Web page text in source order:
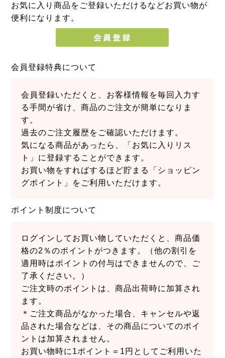
お気に入り商品をご登録いただけるなどお買い物が
便利になります。
会員登録特典について
会員登録いただくと、お客様情報を毎回入力す
る手間が省け、商品のご注文が簡単になりま
す。
過去のご注文履歴をご確認いただけます。
気になる商品があったら、「お気に入りリス
ト」に登録することができます。
お買い物をすればするほど貯まる「ショッピン
グポイント」をご利用いただけます。
ポイント制度について
ログインしてお買い物していただくと、商品価
格の2％のポイントがつきます。（他の割引を
適用時はポイントの付与はできませんので、ご
了承ください。）
ご注文時のポイントは、商品出荷時に加算され
ます。
＊ご注文商品がなかった場合、キャンセルや返
品された場合などは、その商品についてのポイ
ントは加算されません。
お買い物時に1ポイント＝1円としてご利用いた